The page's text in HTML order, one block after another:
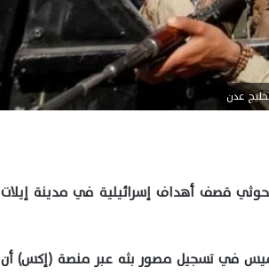
عدن
قصف أهداف إسرائيلية في مدينة إيلات
في تسجيل مصور بثه عبر منصة (إكس) أن